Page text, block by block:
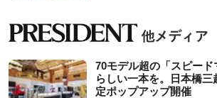
70モデル超の「スピー
らしい一本を。日本橋
定ポップアップ開催